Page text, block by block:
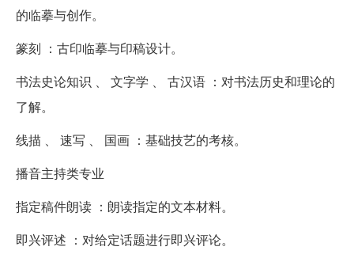
的临摹与创作。
篆刻 ：古印临摹与印稿设计。
书法史论知识 、 文字学 、 古汉语 ：对书法历史和理论的
了解。
线描 、 速写 、 国画 ：基础技艺的考核。
播音主持类专业
指定稿件朗读 ：朗读指定的文本材料。
即兴评述 ：对给定话题进行即兴评论。